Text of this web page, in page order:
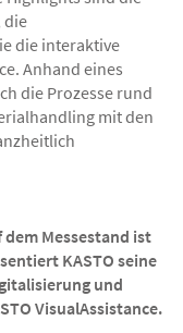
die
die interaktive
Anhand eines
die Prozesse rund
mit den
Messestand ist
KASTO seine
und
VisualAssistance.